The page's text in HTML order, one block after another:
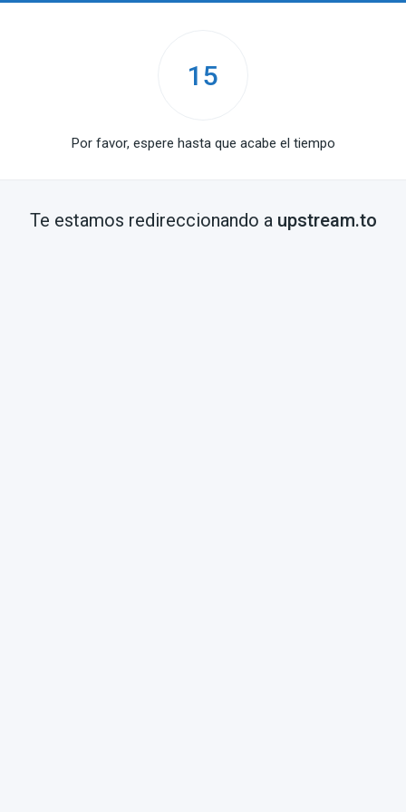
15
Por favor, espere hasta que acabe el tiempo
Te estamos redireccionando a upstream.to